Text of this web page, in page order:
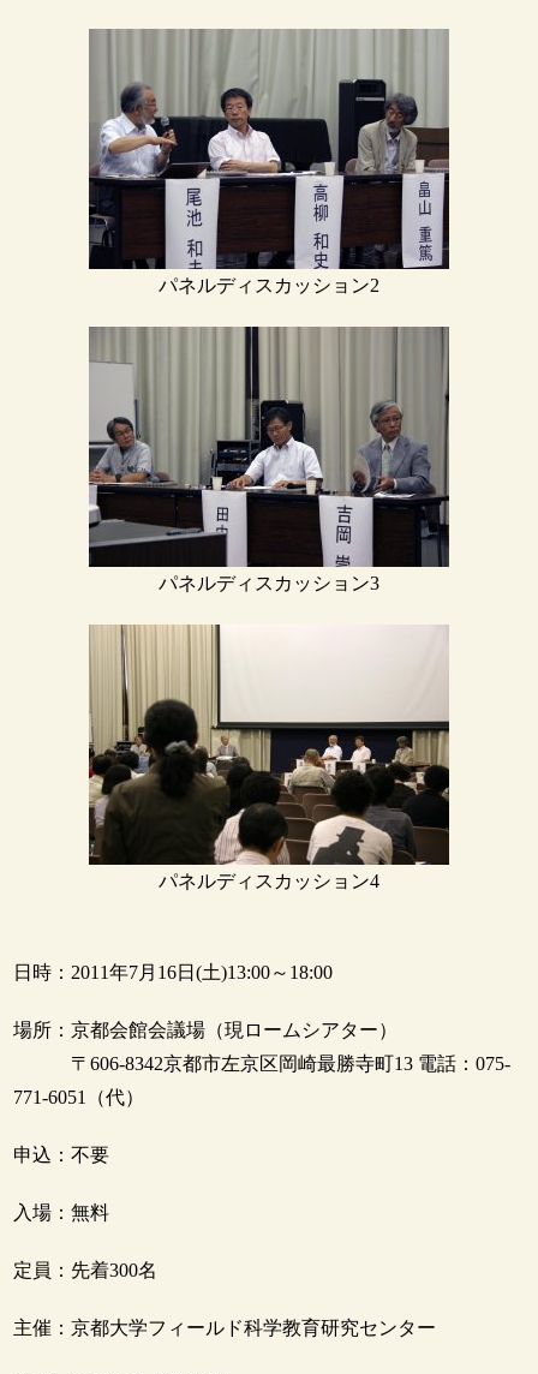
パネルディスカッション2
パネルディスカッション3
パネルディスカッション4
日時：2011年7月16日(土)13:00～18:00
場所：京都会館会議場（現ロームシアター）
〒606-8342京都市左京区岡崎最勝寺町13 電話：075-
771-6051（代）
申込：不要
入場：無料
定員：先着300名
主催：京都大学フィールド科学教育研究センター